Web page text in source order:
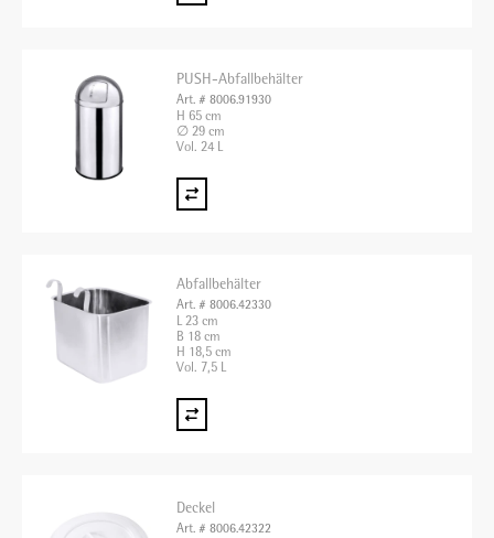
PUSH-Abfallbehälter
Art. # 8006.91930
H 65 cm
∅ 29 cm
Vol. 24 L
Abfallbehälter
Art. # 8006.42330
L 23 cm
B 18 cm
H 18,5 cm
Vol. 7,5 L
Deckel
Art. # 8006.42322